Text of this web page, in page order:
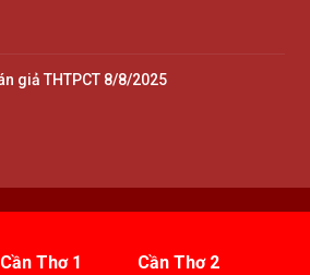
giả THTPCT 8/8/2025
Cần Thơ 1 Cần Thơ 2